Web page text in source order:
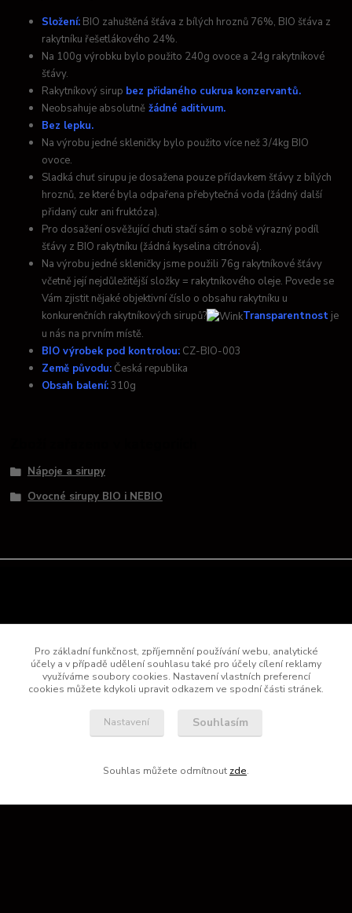
Složení: BIO zahuštěná šťáva z bílých hroznů 76%, BIO šťáva z
rakytníku řešetlákového 24%.
Na 100g výrobku bylo použito 240g ovoce a 24g rakytníkové
šťávy.
Rakytníkový sirup bez přidaného cukrua konzervantů.
Neobsahuje absolutně žádné aditivum.
Bez lepku.
Na výrobu jedné skleničky bylo použito více než 3/4kg BIO
ovoce.
Sladká chuť sirupu je dosažena pouze přídavkem šťávy z bílých
hroznů, ze které byla odpařena přebytečná voda (žádný další
přidaný cukr ani fruktóza).
Pro dosažení osvěžující chuti stačí sám o sobě výrazný podíl
šťávy z BIO rakytníku (žádná kyselina citrónová).
Na výrobu jedné skleničky jsme použili 76g rakytníkové šťávy
včetně její nejdůležitější složky = rakytníkového oleje. Povede se
Vám zjistit nějaké objektivní číslo o obsahu rakytníku u
konkurenčních rakytníkových sirupů?
Transparentnost je
u nás na prvním místě.
BIO výrobek pod kontrolou: CZ-BIO-003
Země původu: Česká republika
Obsah balení:310g
Nápoje a sirupy
Ovocné sirupy BIO i NEBIO
KONTAKTY
+420 735 758 030
Pro základní funkčnost, zpříjemnění používání webu, analytické
účely a v případě udělení souhlasu také pro účely cílení reklamy
využíváme soubory cookies. Nastavení vlastních preferencí
cookies můžete kdykoli upravit odkazem ve spodní části stránek.
Nastavení Souhlasím
Souhlas můžete odmítnout zde.